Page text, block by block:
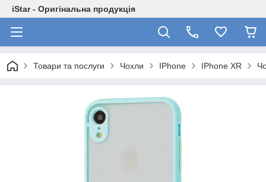
iStar - Оригінальна продукція
Товари та послуги Чохли IPhone IPhone XR